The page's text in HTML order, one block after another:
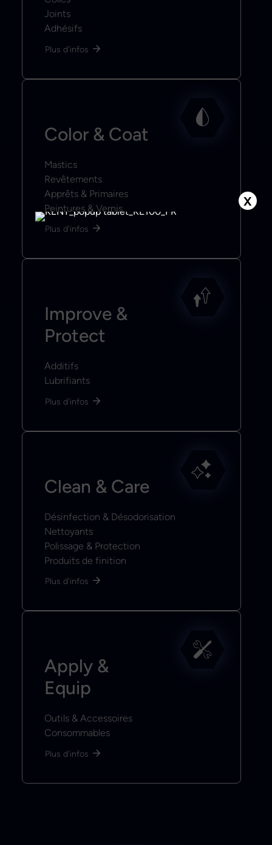
Joints
Adhésifs
Plus d'infos
Color & Coat
Mastics
Revêtements
Apprêts & Primaires
Peintures & Vernis
Plus d'infos
Improve &
Protect
Additifs
Lubrifiants
Plus d'infos
Clean & Care
Désinfection & Désodorisation
Nettoyants
Polissage & Protection
Produits de finition
Plus d'infos
Apply &
Equip
Outils & Accessoires
Consommables
Plus d'infos
X